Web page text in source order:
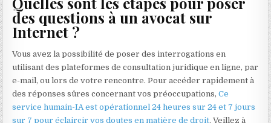
des questions à un avocat sur
Internet ?
Vous avez la possibilité de poser des interrogations en
utilisant des plateformes de consultation juridique en ligne, par
e-mail, ou lors de votre rencontre. Pour accéder rapidement à
des réponses sûres concernant vos préoccupations,Ce
service humain-IA est opérationnel 24 heures sur 24 et 7 jours
sur 7 pour éclaircir vos doutes en matière de droit. Veillez à